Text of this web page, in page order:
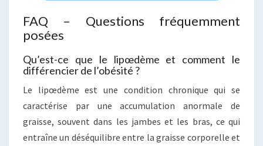
FAQ – Questions fréquemment
posées
Qu’est-ce que le lipœdème et comment le
différencier de l’obésité ?
Le lipœdème est une condition chronique qui se
caractérise par une accumulation anormale de
graisse, souvent dans les jambes et les bras, ce qui
entraîne un déséquilibre entre la graisse corporelle et